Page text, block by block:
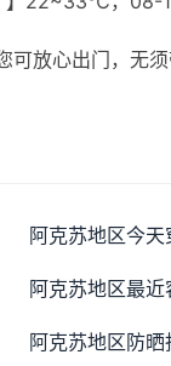
放心出门，无
阿克苏地区今天
阿克苏地区最近
阿克苏地区防晒